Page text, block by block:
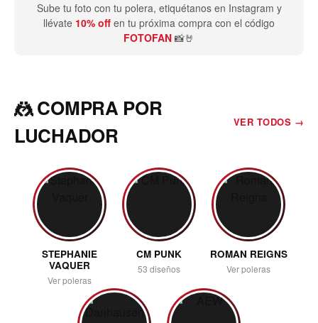
Sube tu foto con tu polera, etiquétanos en Instagram y
llévate 10% off en tu próxima compra con el código
FOTOFAN 📸🤘
🤼 COMPRA POR
LUCHADOR
VER TODOS →
STEPHANIE
VAQUER
Ver poleras
CM PUNK
53 diseños
ROMAN REIGNS
Ver poleras